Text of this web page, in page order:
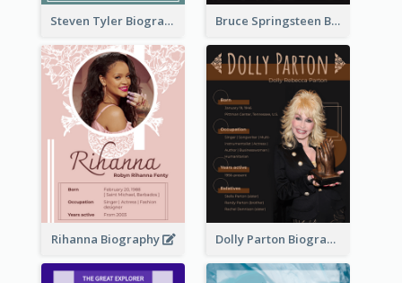
Steven Tyler Biography Bruce Springsteen Biography
Rihanna Biography Dolly Parton Biography